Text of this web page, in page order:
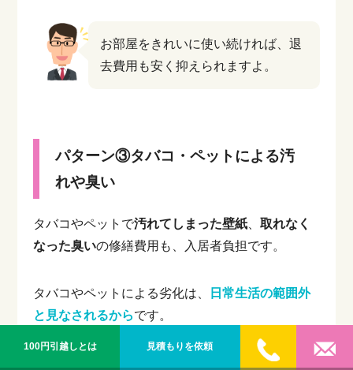
お部屋をきれいに使い続ければ、退
去費用も安く抑えられますよ。
パターン③タバコ・ペットによる汚
れや臭い
タバコやペットで汚れてしまった壁紙 、取れなく
なった臭いの修繕費用も、入居者負担です。
タバコやペットによる劣化は、
日常生活の範囲外
と見なされるからです。
たとえば壁紙が黄色く変色してしまったり、床に
100円引越しとは 見積もりを依頼